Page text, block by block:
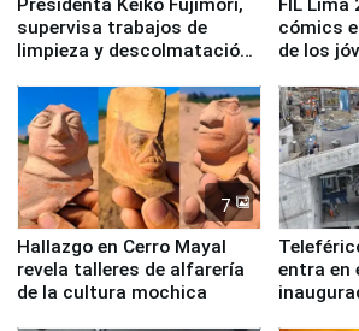
supervisa trabajos de
limpieza y descolmatación
cómics
de los
7
Hallazgo en Cerro Mayal
revela talleres de alfarería
de la cultura mochica
entra en